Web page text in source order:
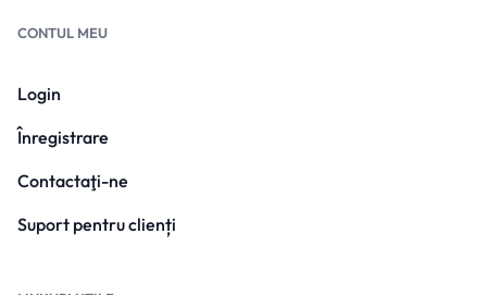
CONTUL MEU
Login
Înregistrare
Contactaţi-ne
Suport pentru clienți